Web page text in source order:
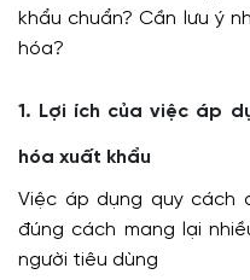
khẩu chuẩn? Cần lưu ý
hóa?
1. Lợi ích của việc áp
hóa xuất khẩu
Việc áp dụng quy cách
đúng cách mang lại
người tiêu dùng